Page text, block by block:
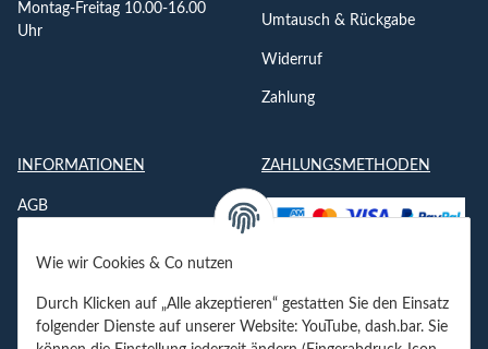
Wie wir Cookies & Co nutzen
Durch Klicken auf „Alle akzeptieren“ gestatten Sie den Einsatz
folgender Dienste auf unserer Website: YouTube, dash.bar. Sie
Montag-Freitag 10.00-16.00
Uhr
Umtausch & Rückgabe
Widerruf
Zahlung
INFORMATIONEN
AGB
Jobs
ZAHLUNGSMETHODEN